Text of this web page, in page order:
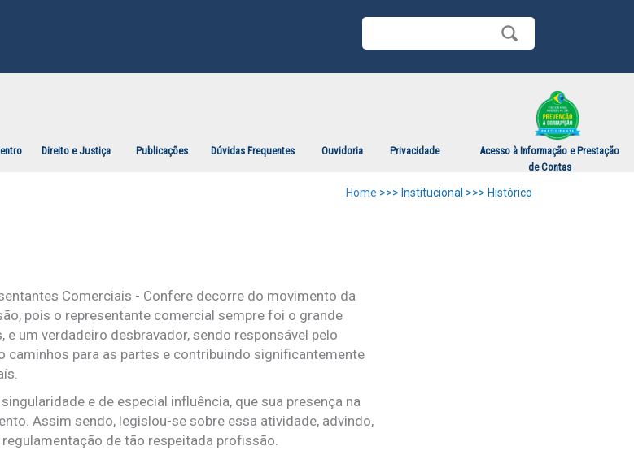
Direito e Justiça Publicações Dúvidas Frequentes Ouvidoria Privacidade
Acesso à Informação e Prestação
de Contas
Home >>> Institucional >>> Histórico
Comerciais - Confere decorre do movimento da
pois o representante comercial sempre foi o grande
um verdadeiro desbravador, sendo responsável pelo
caminhos para as partes e contribuindo significantemente
e de especial influência, que sua presença na
Assim sendo, legislou-se sobre essa atividade, advindo,
de tão respeitada profissão.